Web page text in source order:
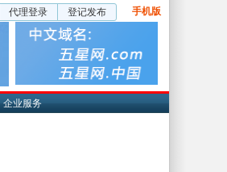
代理登录 登记发布 手机版
企业服务